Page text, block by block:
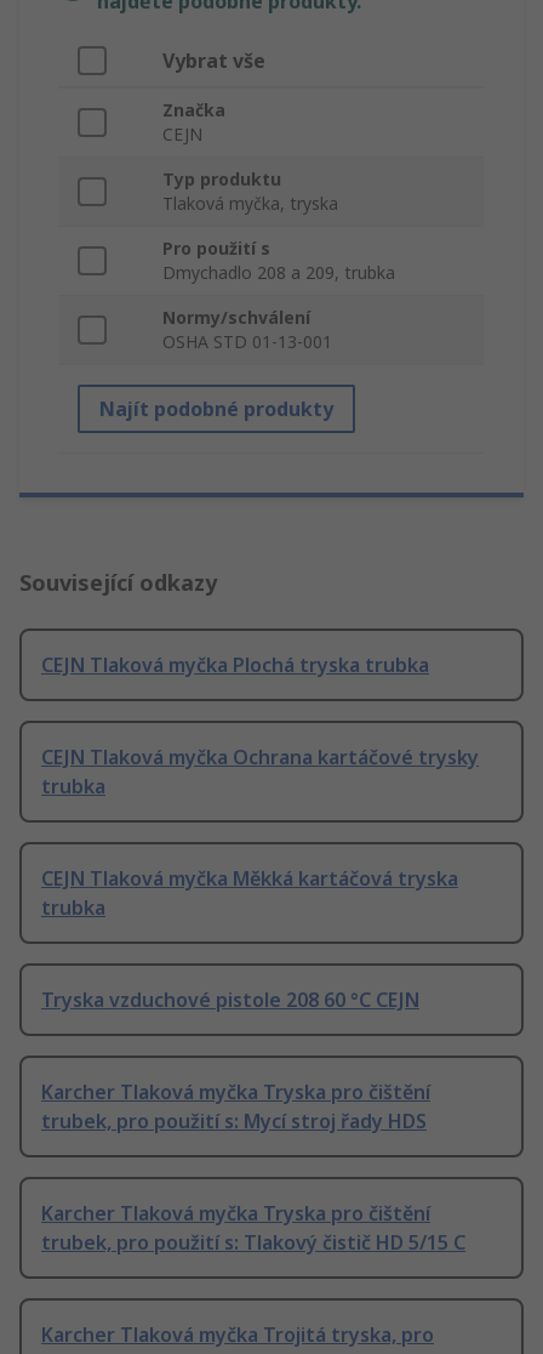
Vybrat vše
Značka
CEJN
Typ produktu
Tlaková myčka, tryska
Pro použití s
Dmychadlo 208 a 209, trubka
Normy/schválení
OSHA STD 01-13-001
Najít podobné produkty
Související odkazy
CEJN Tlaková myčka Plochá tryska trubka
CEJN Tlaková myčka Ochrana kartáčové trysky
trubka
CEJN Tlaková myčka Měkká kartáčová tryska
trubka
Tryska vzduchové pistole 208 60 °C CEJN
Karcher Tlaková myčka Tryska pro čištění
trubek, pro použití s: Mycí stroj řady HDS
Karcher Tlaková myčka Tryska pro čištění
trubek, pro použití s: Tlakový čistič HD 5/15 C
Karcher Tlaková myčka Trojitá tryska, pro